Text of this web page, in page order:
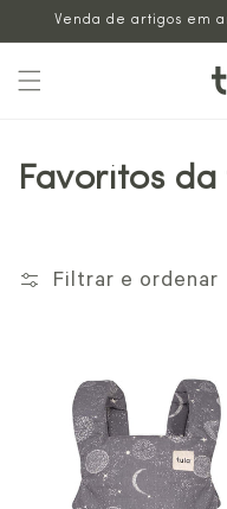
para o
Venda de artigos em
Favoritos
Filtrar e ordenar